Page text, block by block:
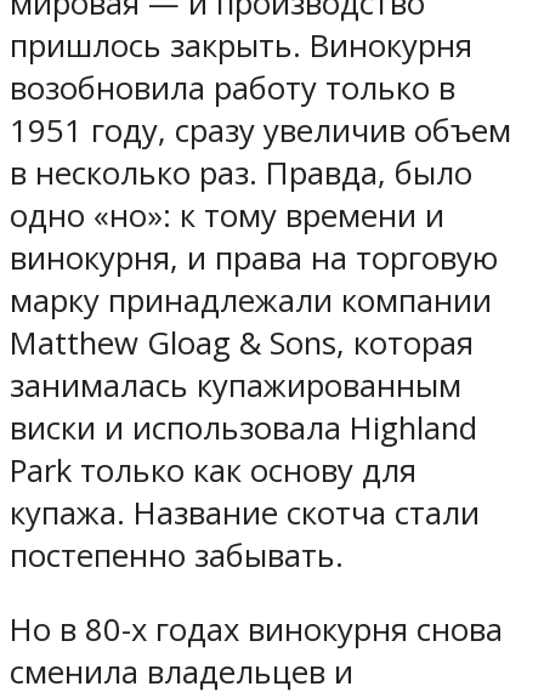
пришлось закрыть. Винокурня
возобновила работу только в
1951 году, сразу увеличив объем
в несколько раз. Правда, было
одно «но»: к тому времени и
винокурня, и права на торговую
марку принадлежали компании
Matthew Gloag & Sons, которая
занималась купажированным
виски и использовала Highland
Park только как основу для
купажа. Название скотча стали
постепенно забывать.
Но в 80-х годах винокурня снова
сменила владельцев и